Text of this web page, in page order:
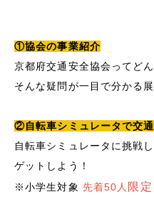
①協会の事業紹介
京都府交通安全協会ってど
そんな疑問が一目で分かる
②自転車シミュレータで交
自転車シミュレータに挑戦
ゲットしよう！
※小学生対象 先着50人 限定